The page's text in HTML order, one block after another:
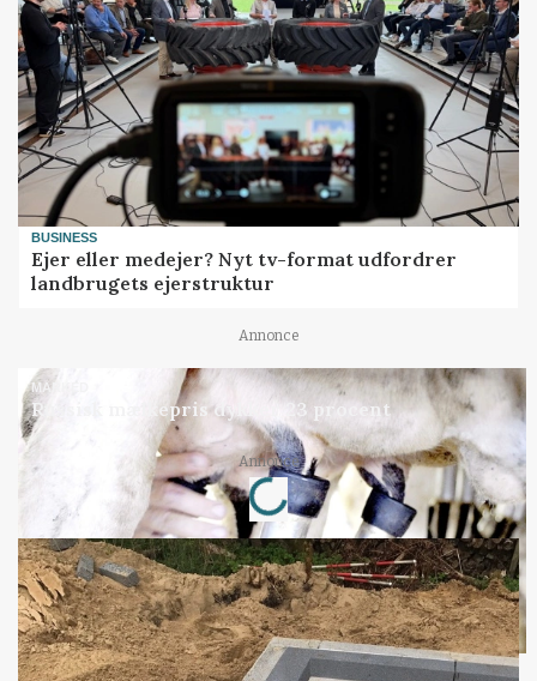
BUSINESS
Ejer eller medejer? Nyt tv-format udfordrer
landbrugets ejerstruktur
Annonce
MARKED
Russisk mælkepris dykker 23 procent
Annonce
Loading...